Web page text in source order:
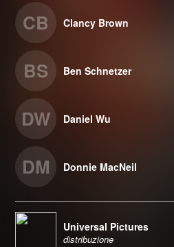
CB Clancy Brown
BS Ben Schnetzer
DW Daniel Wu
DM Donnie MacNeil
Universal Pictures
distribuzione